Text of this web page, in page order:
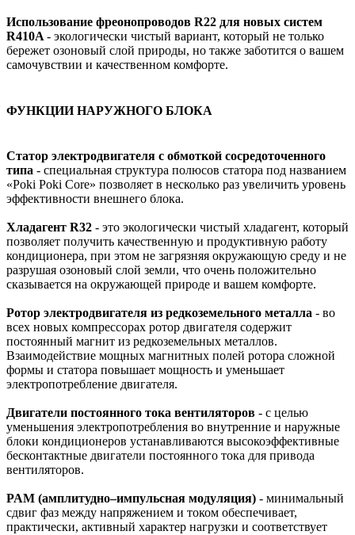
Использование фреонопроводов R22 для новых систем
R410A- экологически чистый вариант, который не только
бережет озоновый слой природы, но также заботится о вашем
самочувствии и качественном комфорте.
ФУНКЦИИ НАРУЖНОГО БЛОКА
Статор электродвигателя с обмоткой сосредоточенного
типа - специальная структура полюсов статора под названием
«Poki Poki Core» позволяет в несколько раз увеличить уровень
эффективности внешнего блока.
Хладагент R32 - это экологически чистый хладагент, который
позволяет получить качественную и продуктивную работу
кондиционера, при этом не загрязняя окружающую среду и не
разрушая озоновый слой земли, что очень положительно
сказывается на окружающей природе и вашем комфорте.
Ротор электродвигателя из редкоземельного металла - во
всех новых компрессорах ротор двигателя содержит
постоянный магнит из редкоземельных металлов.
Взаимодействие мощных магнитных полей ротора сложной
формы и статора повышает мощность и уменьшает
электропотребление двигателя.
Двигатели постоянного тока вентиляторов - с целью
уменьшения электропотребления во внутренние и наружные
блоки кондиционеров устанавливаются высокоэффективные
бесконтактные двигатели постоянного тока для привода
вентиляторов.
PAM (амплитудно–импульсная модуляция) - минимальный
сдвиг фаз между напряжением и током обеспечивает,
практически, активный характер нагрузки и соответствует